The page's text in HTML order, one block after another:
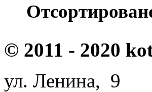
© 2011 - 2020
ул. Ленина, 9